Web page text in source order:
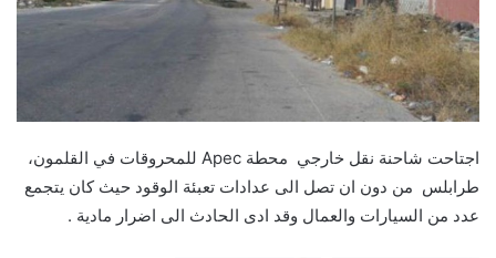
اجتاحت شاحنة نقل خارجي محطة Apec للمحروقات في القلمون،
طرابلس من دون ان تصل الى عدادات تعبئة الوقود حيث كان يتجمع
عدد من السيارات والعمال وقد ادى الحادث الى اضرار مادية .